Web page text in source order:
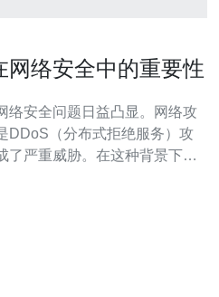
网络安全中的重要性
络安全问题日益凸显。网络攻
DDoS（分布式拒绝服务）攻
了严重威胁。在这种背景下，